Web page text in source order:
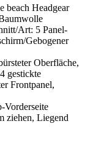
beach Headgear
Art: 5 Panel-
Gebogener
Oberfläche,
gestickte
Frontpanel,
Vorderseite
ziehen, Liegend